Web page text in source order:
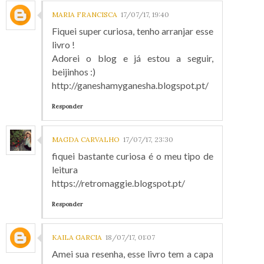
MARIA FRANCISCA 17/07/17, 19:40
Fiquei super curiosa, tenho arranjar esse
livro !
Adorei o blog e já estou a seguir,
beijinhos :)
http://ganeshamyganesha.blogspot.pt/
Responder
MAGDA CARVALHO 17/07/17, 23:30
fiquei bastante curiosa é o meu tipo de
leitura
https://retromaggie.blogspot.pt/
Responder
KAILA GARCIA 18/07/17, 01:07
Amei sua resenha, esse livro tem a capa